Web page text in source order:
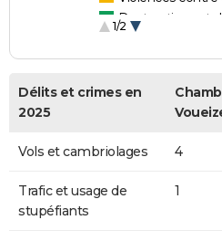
Destructions et
1/2
Délits et crimes en
2025
Vols et cambriolages 4
Trafic et usage de
stupéfiants
1